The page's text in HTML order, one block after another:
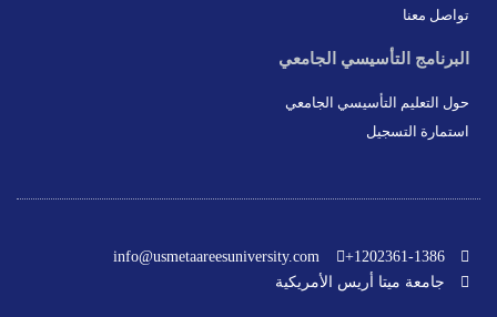
تواصل معنا
البرنامج التأسيسي الجامعي
حول التعليم التأسيسي الجامعي
استمارة التسجيل
1202361-1386+
info@usmetaareesuniversity.com
جامعة ميتا أريس الأمريكية